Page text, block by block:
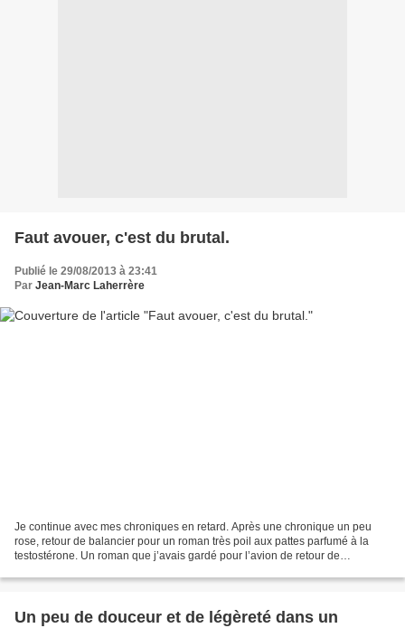
Faut avouer, c'est du brutal.
Publié le 29/08/2013 à 23:41
Par Jean-Marc Laherrère
Je continue avec mes chroniques en retard. Après une chronique un peu
rose, retour de balancier pour un roman très poil aux pattes parfumé à la
testostérone. Un roman que j’avais gardé pour l’avion de retour de
Un peu de douceur et de légèreté dans un